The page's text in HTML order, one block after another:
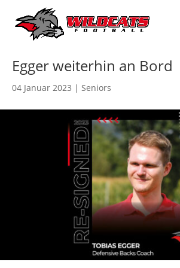
Egger weiterhin an Bord
04 Januar 2023 | Seniors